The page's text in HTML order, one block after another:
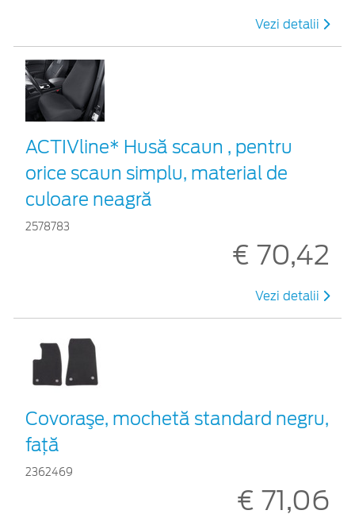
Vezi detalii
ACTIVline* Husă scaun , pentru
orice scaun simplu, material de
culoare neagră
2578783
€ 70,42
Vezi detalii
Covoraşe, mochetă standard negru,
faţă
2362469
€ 71,06